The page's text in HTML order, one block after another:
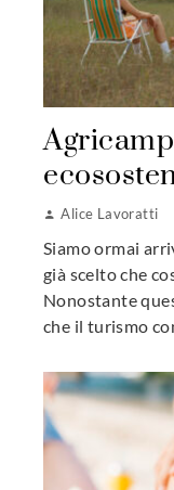
Alice Lavoratti
Siamo ormai
già scelto che
Nonostante
che il turismo